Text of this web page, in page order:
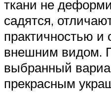
ткани не
садятся,
практичностью и
внешним видом.
выбранный
прекрасным